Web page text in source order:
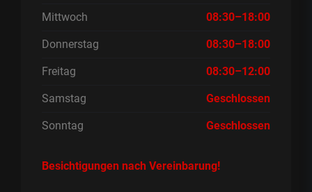
Mittwoch 08:30–18:00
Donnerstag 08:30–18:00
Freitag 08:30–12:00
Samstag Geschlossen
Sonntag Geschlossen
Besichtigungen nach Vereinbarung!